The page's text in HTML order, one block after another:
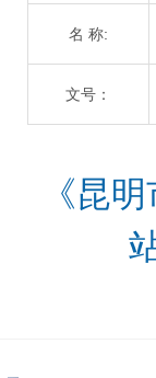
名 称:
文号：
《昆